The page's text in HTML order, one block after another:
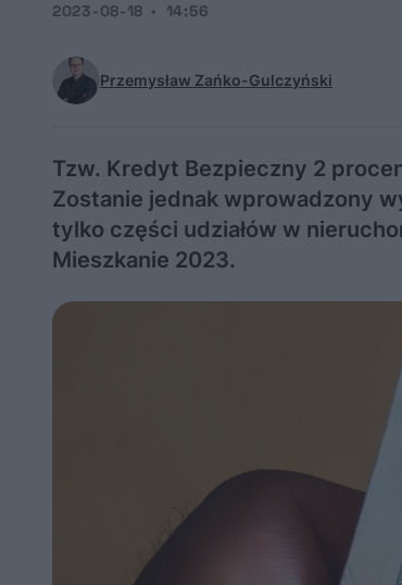
Przemysław Zańko-Gulczyński
2023-08-18 14:56
Tzw. Kredyt Bezpieczny 2
Zostanie jednak wprowadzony
tylko części udziałów w
Mieszkanie 2023.